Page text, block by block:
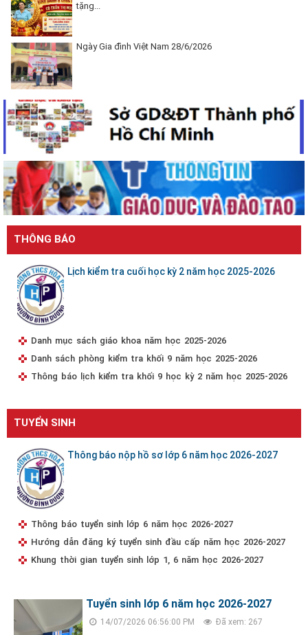
tặng...
Ngày Gia đình Việt Nam 28/6/2026
THÔNG BÁO
Lịch kiểm tra cuối học kỳ 2 năm học 2025-2026
Danh mục sách giáo khoa năm học 2025-2026
Danh sách phòng kiểm tra khối 9 năm học 2025-2026
Thông báo lịch kiểm tra khối 9 học kỳ 2 năm học 2025-2026
TUYỂN SINH
Thông báo nộp hồ sơ lớp 6 năm học 2026-2027
Thông báo tuyển sinh lớp 6 năm học 2026-2027
Hướng dẫn đăng ký tuyển sinh đầu cấp năm học 2026-2027
Khung thời gian tuyển sinh lớp 1, 6 năm học 2026-2027
Tuyển sinh lớp 6 năm học 2026-2027
14/07/2026 06:56:00 PM
Đã xem: 267